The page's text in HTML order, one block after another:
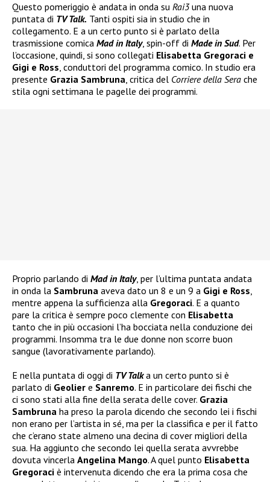
Questo pomeriggio è andata in onda su Rai3una nuova
puntata di TV Talk. Tanti ospiti sia in studio che in
collegamento. E a un certo punto si è parlato della
trasmissione comica Mad in Italy, spin-off di Made in Sud. Per
l’occasione, quindi, si sono collegati Elisabetta Gregoraci e
Gigi e Ross, conduttori del programma comico. In studio era
presente Grazia Sambruna, critica del Corriere della Sera che
stila ogni settimana le pagelle dei programmi.
Proprio parlando di Mad in Italy, per l’ultima puntata andata
in onda la Sambruna aveva dato un 8 e un 9 a Gigi e Ross,
mentre appena la sufficienza alla Gregoraci. E a quanto
pare la critica è sempre poco clemente con Elisabetta
tanto che in più occasioni l’ha bocciata nella conduzione dei
programmi. Insomma tra le due donne non scorre buon
sangue (lavorativamente parlando).
E nella puntata di oggi di TV Talka un certo punto si è
parlato di Geolier e Sanremo. E in particolare dei fischi che
ci sono stati alla fine della serata delle cover. Grazia
Sambruna ha preso la parola dicendo che secondo lei i fischi
non erano per l’artista in sé, ma per la classifica e per il fatto
che c’erano state almeno una decina di cover migliori della
sua. Ha aggiunto che secondo lei quella serata avvrebbe
dovuta vincerla Angelina Mango. A quel punto Elisabetta
Gregoraci è intervenuta dicendo che era la prima cosa che